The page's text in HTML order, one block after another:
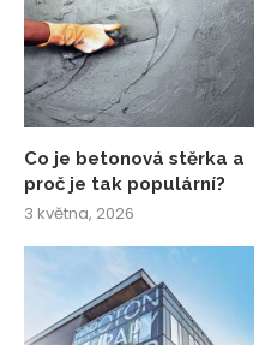
Co je betonová stěrka a
proč je tak populární?
3 května, 2026